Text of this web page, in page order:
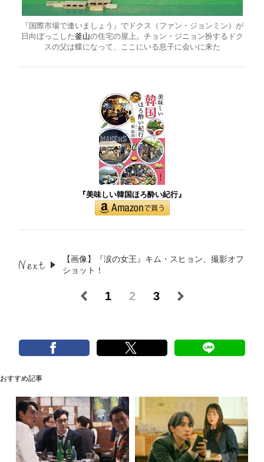
『国際市場で逢いましょう』でドクス（ファン・ジョンミン）が
日向ぼっこした釜山の住宅の屋上。チョン・ジニョン扮するドク
スの父は蝶になって、ここにいる息子に会いに来た
『美味しい韓国ほろ酔い紀行』
【画像】『涙の女王』キム・スヒョン、撮影オフ
ショット！
1 2 3
おすすめ記事